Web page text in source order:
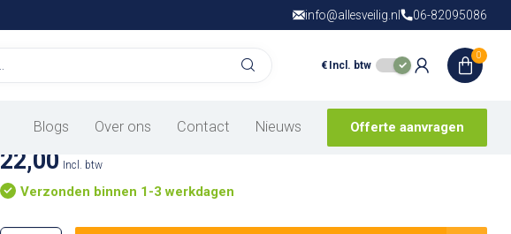
Gratis verzendingvanaf € 150,- in
info@allesveilig.nl 06-82095086
€ Incl. btw
0
Blogs Over ons Contact Nieuws Offerte aanvragen
Witte bouwhelm met oorkap
22,00 Incl. btw
Verzonden binnen 1-3 werkdagen